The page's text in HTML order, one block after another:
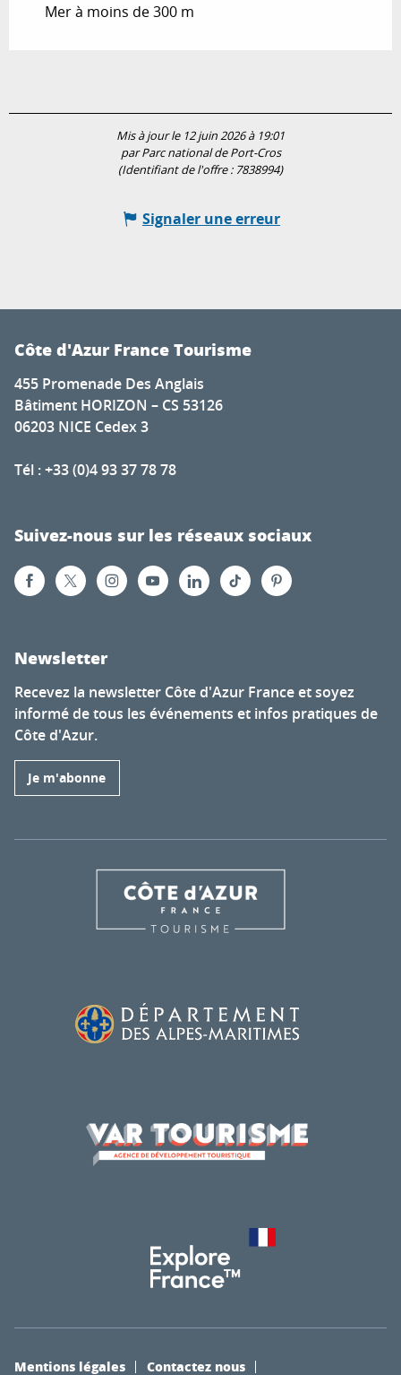
Mer à moins de 300 m
Mis à jour le 12 juin 2026 à 19:01
par Parc national de Port-Cros
(Identifiant de l'offre : 7838994)
Signaler une erreur
Côte d'Azur France Tourisme
455 Promenade Des Anglais
Bâtiment HORIZON – CS 53126
06203 NICE Cedex 3
Tél : +33 (0)4 93 37 78 78
Suivez-nous sur les réseaux sociaux
Newsletter
Recevez la newsletter Côte d'Azur France et soyez
informé de tous les événements et infos pratiques de
Côte d'Azur.
Je m'abonne
Mentions légales Contactez nous